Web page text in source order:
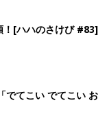
！[ハハのさけび #83]
でてこい でてこい お